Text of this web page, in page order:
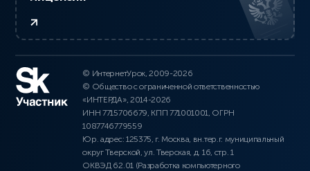
© ИнтернетУрок, 2009-2026
© Общество с ограниченной ответственностью
«ИНТЕРДА», 2014-2026
ИНН 7715706679, КПП 771001001, ОГРН
1087746779559
Юр. адрес: 125375, г. Москва, вн.тер.г. муниципальный
округ Тверской, ул. Тверская, д. 16, стр. 1
ОКВЭД 62.01 (Разработка компьютерного